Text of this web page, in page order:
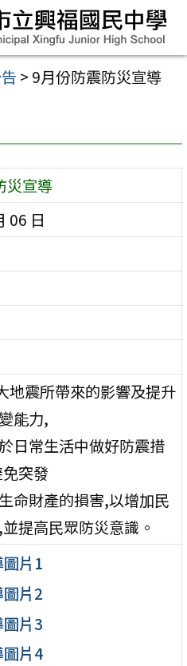
> 9月份防震防災宣導
災宣導
06 日
地震所帶來的影響及提升
能力,
日常生活中做好防震措
突發
命財產的損害,以增加民
提高民眾防災意識。
片1
片2
片3
片4